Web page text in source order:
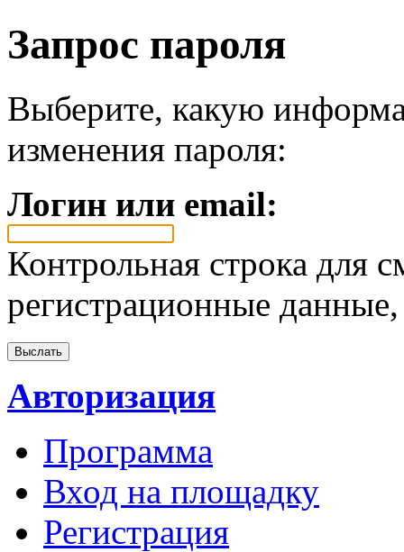
Запрос пароля
Выберите, какую
изменения пароля:
Логин или email:
Контрольная строка для
регистрационные
Авторизация
Программа
Вход на площадку
Регистрация